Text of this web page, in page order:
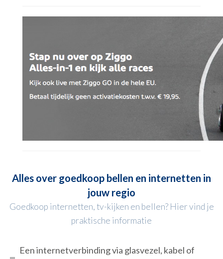
Alles over goedkoop bellen en internetten in
jouw regio
Goedkoop internetten, tv-kijken en bellen? Hier vind je
praktische informatie
Een internetverbinding via glasvezel, kabel of